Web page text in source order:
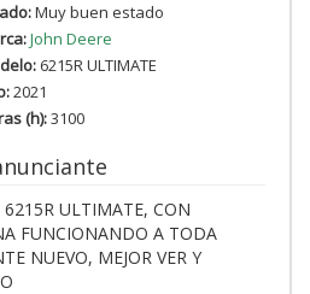
Muy buen estado
John Deere
6215R ULTIMATE
2021
(h):3100
6215R ULTIMATE, CON
FUNCIONANDO A TODA
NUEVO, MEJOR VER Y